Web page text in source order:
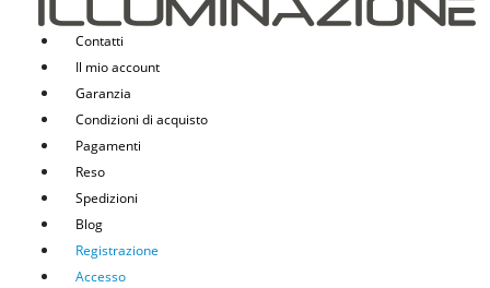
Contatti
Il mio account
Garanzia
Condizioni di acquisto
Pagamenti
Reso
Spedizioni
Blog
Registrazione
Accesso